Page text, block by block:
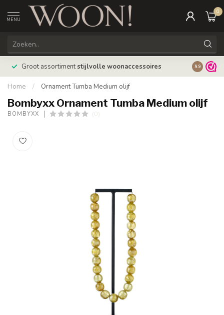
MENU
0
Groot assortimentstijlvolle woonaccessoires 9.9
Home / Ornament Tumba Medium olijf
Bombyxx Ornament Tumba Medium olijf
BOMBYXX (0)